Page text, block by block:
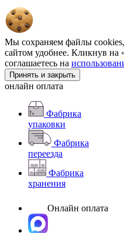
Мы сохраняем файлы cookies,
сайтом удобнее. Кликнув на
соглашаетесь на
Принять и закрыть
онлайн оплата
Фабрика
упаковки
Фабрика
переезда
Фабрика
хранения
Онлайн оплата